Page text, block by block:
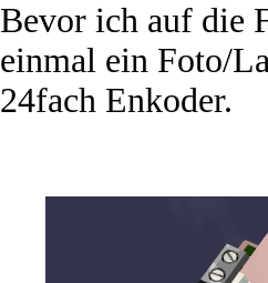
Bevor ich auf die
einmal ein Foto/
24fach Enkoder.